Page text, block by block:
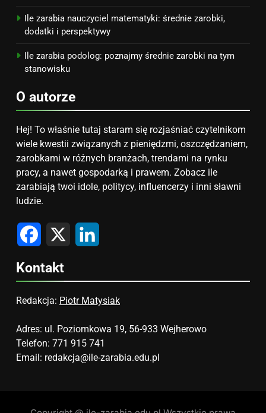
Ile zarabia nauczyciel matematyki: średnie zarobki,
dodatki i perspektywy
Ile zarabia podolog: poznajmy średnie zarobki na tym
stanowisku
O autorze
Hej! To właśnie tutaj staram się rozjaśniać czytelnikom
wiele kwestii związanych z pieniędzmi, oszczędzaniem,
zarobkami w różnych branżach, trendami na rynku
pracy, a nawet gospodarką i prawem. Zobacz ile
zarabiają twoi idole, politycy, influencerzy i inni sławni
ludzie.
Facebook
X
Kontakt
Redakcja: Piotr Matysiak
Adres: ul. Poziomkowa 19, 56-933 Wejherowo
Telefon: 771 915 741
Email: redakcja@ile-zarabia.edu.pl